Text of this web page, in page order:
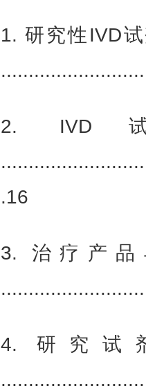
1. 研究性IVD
2.
.16
3. 治疗产
4. 研究试